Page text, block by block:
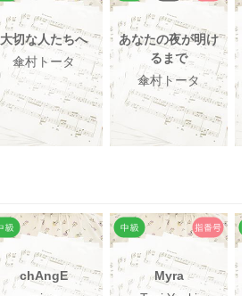
大切な人たちへ
傘村トータ
あなたの夜が明け
るまで
傘村トータ
chAngE
Myra